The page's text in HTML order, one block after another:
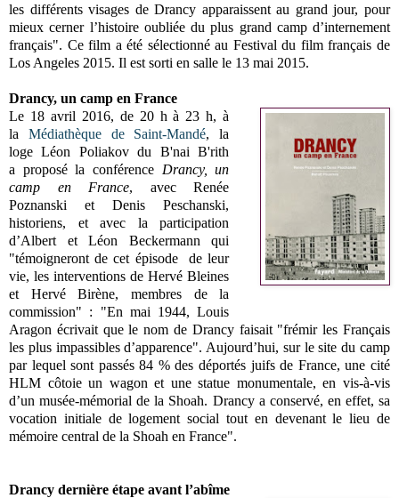
les différents visages de Drancy apparaissent au grand jour, pour
mieux cerner l’histoire oubliée du plus grand camp d’internement
français". Ce film a été sélectionné au Festival du film français de
Los Angeles 2015. Il est sorti en salle le 13 mai 2015.
Drancy, un camp en France
Le 18 avril 2016, de 20 h à 23 h, à
la Médiathèque de Saint-Mandé,la
logeLéon Poliakov du B'nai B'rith
a proposé la conférence Drancy, un
camp en France, avecRenée
Poznanski etDenis Peschanski,
historiens, et avec la participation
d’Albert et Léon Beckermann qui
"témoigneront de cet épisode de leur
vie, les interventions de Hervé Bleines
et Hervé Birène, membres de la
commission" : "En mai 1944, Louis
Aragon écrivait que le nom de Drancy faisait "frémir les Français
les plus impassibles d’apparence". Aujourd’hui, sur le site du camp
par lequel sont passés 84 % des déportés juifs de France, une cité
HLM côtoie un wagon et une statue monumentale, en vis-à-vis
d’un musée-mémorial de la Shoah. Drancy a conservé, en effet, sa
vocation initiale de logement social tout en devenant le lieu de
mémoire central de la Shoah en France".
Drancy dernière étape avant l’abîme